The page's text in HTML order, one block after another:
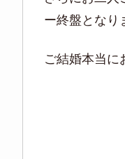
ー終盤となり
ご結婚本当に